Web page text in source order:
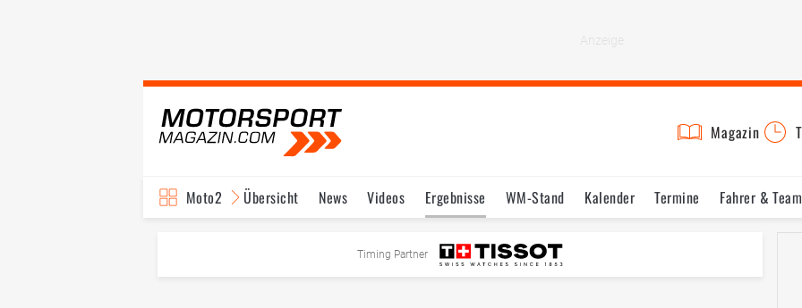
Magazin
Moto2 Übersicht News Videos Ergebnisse WM-Stand Kalender Termine Fahrer &
Timing Partner